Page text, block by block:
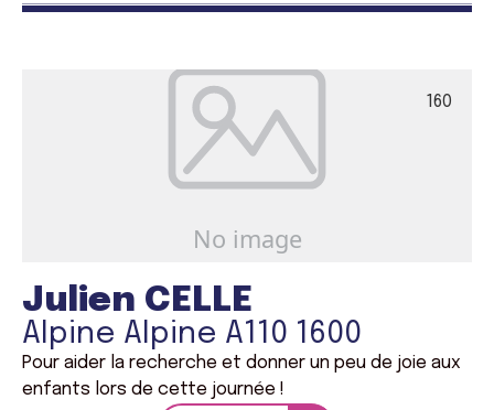
160
Julien CELLE
Alpine Alpine A110 1600
Pour aider la recherche et donner un peu de joie aux
enfants lors de cette journée !